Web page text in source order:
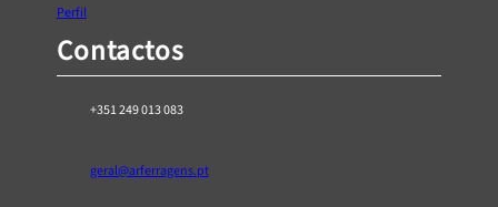
Perfil
Contactos
+351 249 013 083
geral@arferragens.pt